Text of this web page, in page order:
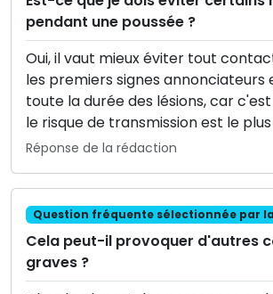
pendant une poussée ?
Oui, il vaut mieux éviter tout
les premiers signes annonciateurs
toute la durée des lésions, car
le risque de transmission est le
Réponse de la rédaction
Question fréquente sélectionnée par
Cela peut-il provoquer d'autres
graves ?